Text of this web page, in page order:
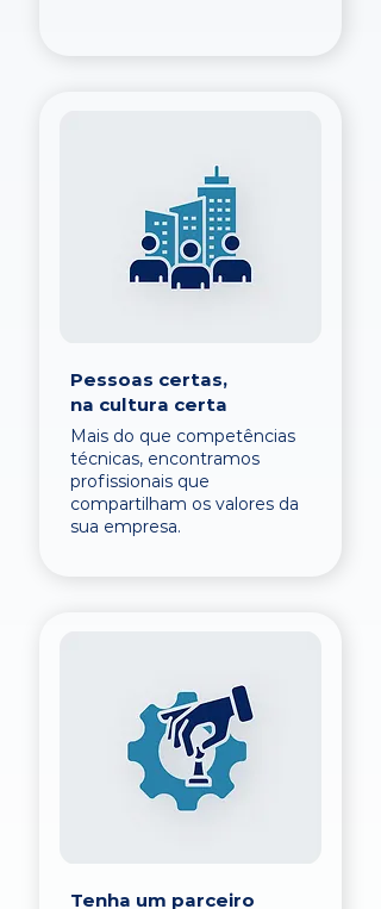
Pessoas certas,
na cultura certa
Mais do que competências
técnicas, encontramos
profissionais que
compartilham os valores da
sua empresa.
Tenha um parceiro